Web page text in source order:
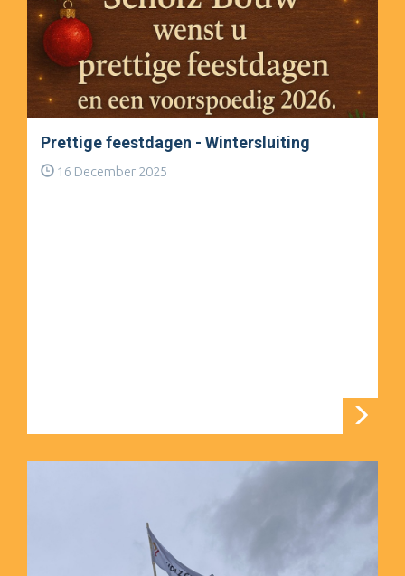
Prettige feestdagen - Wintersluiting
16 December 2025